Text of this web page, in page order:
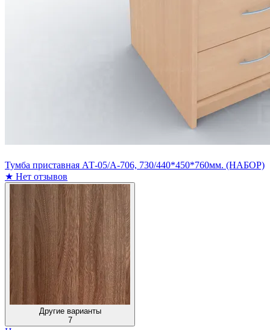
Тумба приставная АТ-05/А-706, 730/440*450*760мм. (НАБОР)
★ Нет отзывов
Другие варианты
7